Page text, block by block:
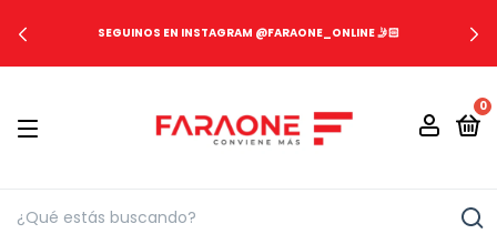
SEGUINOS EN INSTAGRAM @FARAONE_ONLINE 🤳🏻
0